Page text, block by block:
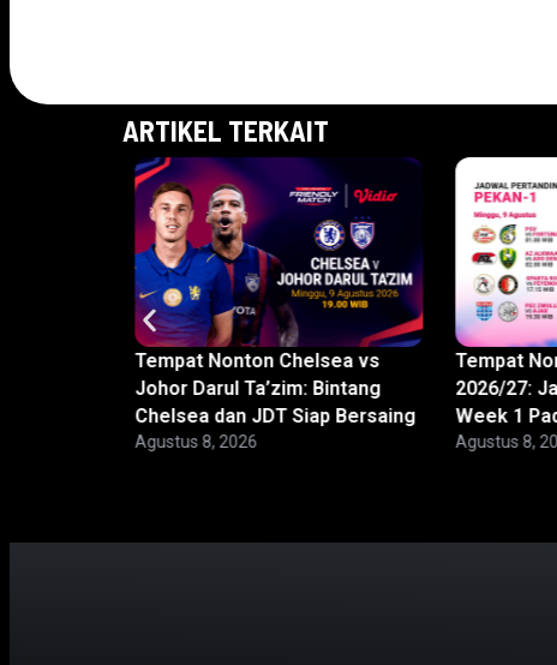
ARTIKEL TERKAIT
Tempat Nonton Chelsea vs
Johor Darul Ta’zim: Bintang
Chelsea dan JDT Siap Bersaing
Agustus 8, 2026
Tempat
2026/27:
Week 1
Agustus 8,